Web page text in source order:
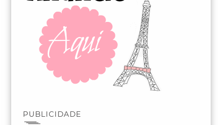
PUBLICIDADE